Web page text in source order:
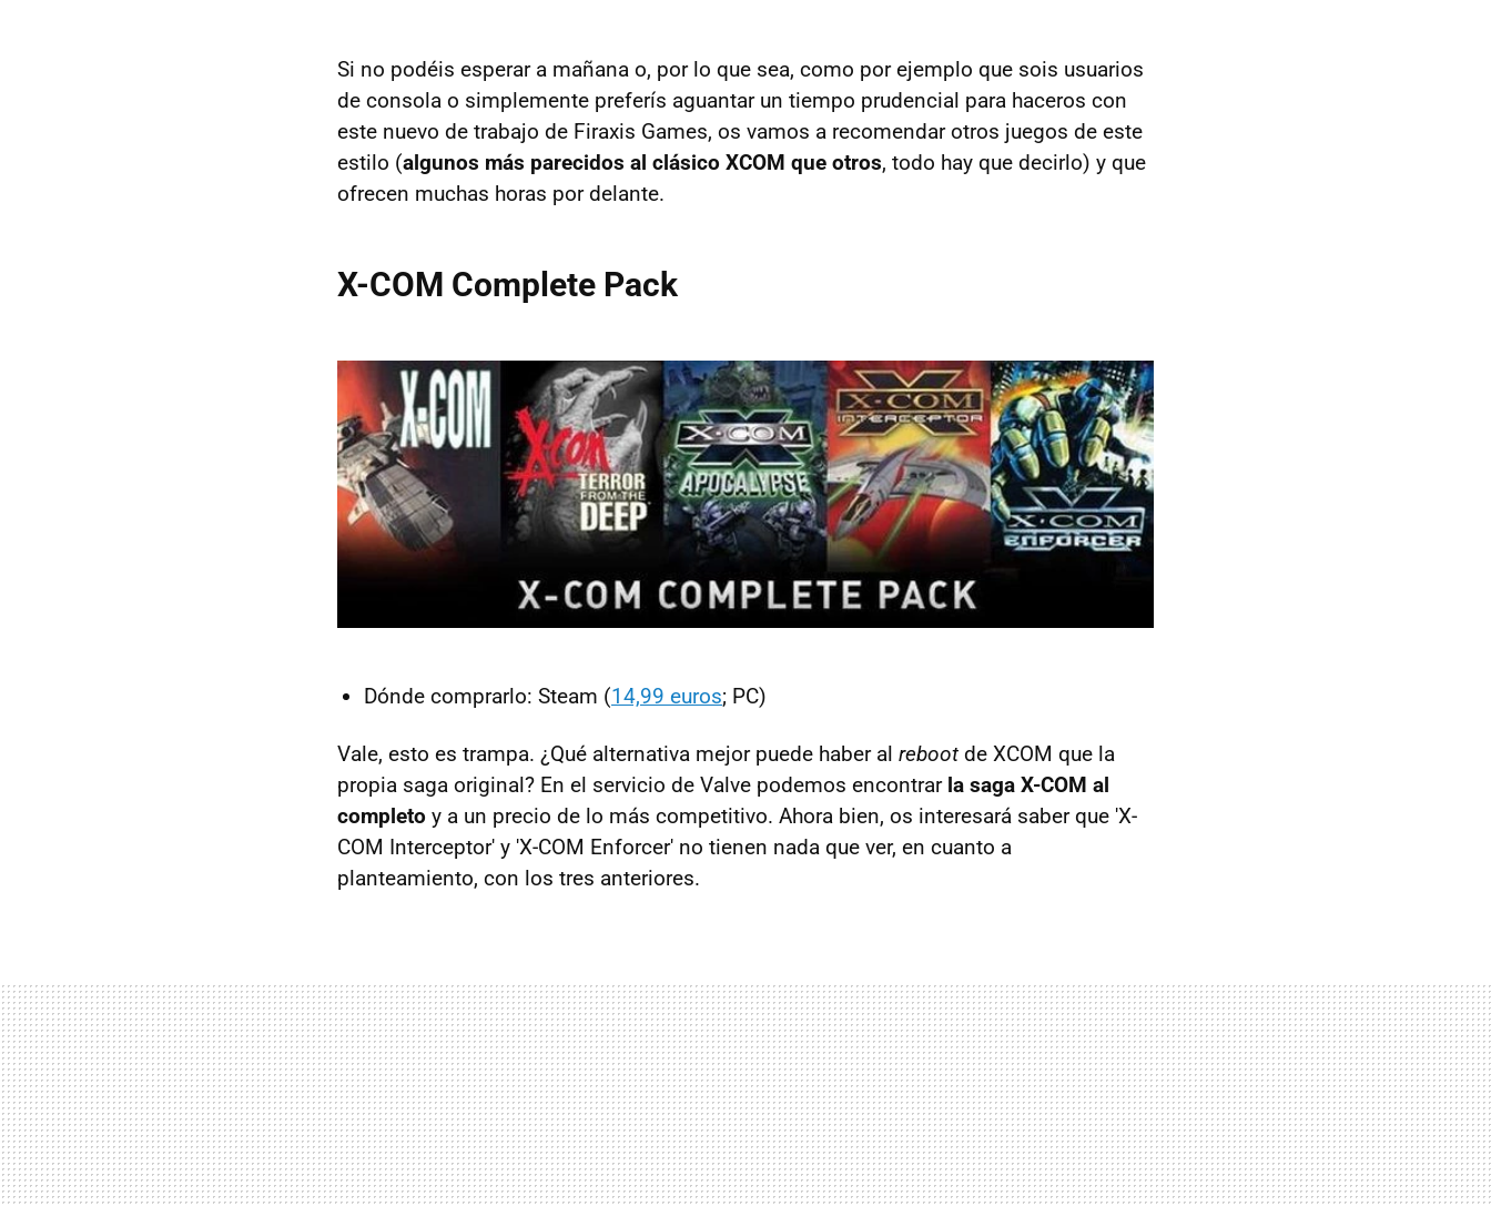
Si no podéis esperar a mañana o, por lo que sea, como por ejemplo que sois usuarios
de consola o simplemente preferís aguantar un tiempo prudencial para haceros con
este nuevo de trabajo de Firaxis Games, os vamos a recomendar otros juegos de este
estilo (algunos más parecidos al clásico XCOM que otros, todo hay que decirlo) y que
ofrecen muchas horas por delante.
X-COM Complete Pack
Dónde comprarlo: Steam (14,99 euros; PC)
Vale, esto es trampa. ¿Qué alternativa mejor puede haber al reboot de XCOM que la
propia saga original? En el servicio de Valve podemos encontrar la saga X-COM al
completo y a un precio de lo más competitivo. Ahora bien, os interesará saber que 'X-
COM Interceptor' y 'X-COM Enforcer' no tienen nada que ver, en cuanto a
planteamiento, con los tres anteriores.